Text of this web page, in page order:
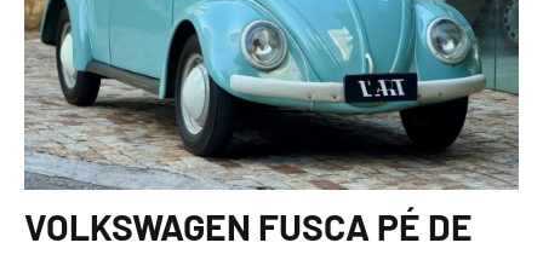
VOLKSWAGEN FUSCA PÉ DE